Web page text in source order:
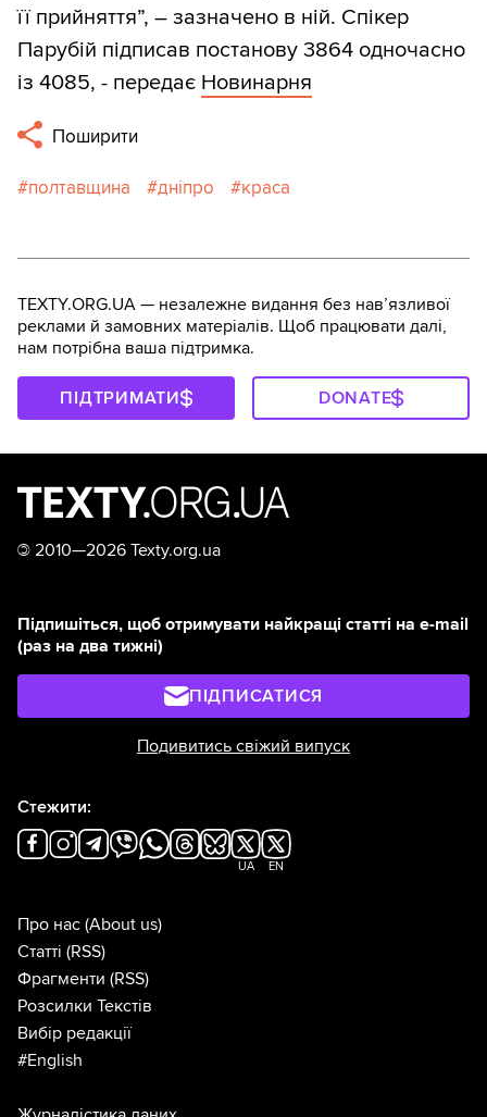
її прийняття”, – зазначено в ній. Спікер
Парубій підписав постанову 3864 одночасно
із 4085, - передає Новинарня
Поширити
полтавщина дніпро краса
TEXTY.ORG.UA — незалежне видання без навʼязливої
реклами й замовних матеріалів. Щоб працювати далі,
нам потрібна ваша підтримка.
ПІДТРИМАТИ DONATE
© 2010—2026 Texty.org.ua
Підпишіться, щоб отримувати найкращі статті на e-mail
(раз на два тижні)
ПІДПИСАТИСЯ
Подивитись свіжий випуск
Стежити:
UA EN
Про нас (About us)
Статті (RSS)
Фрагменти (RSS)
Розсилки Текстів
Вибір редакції
#English